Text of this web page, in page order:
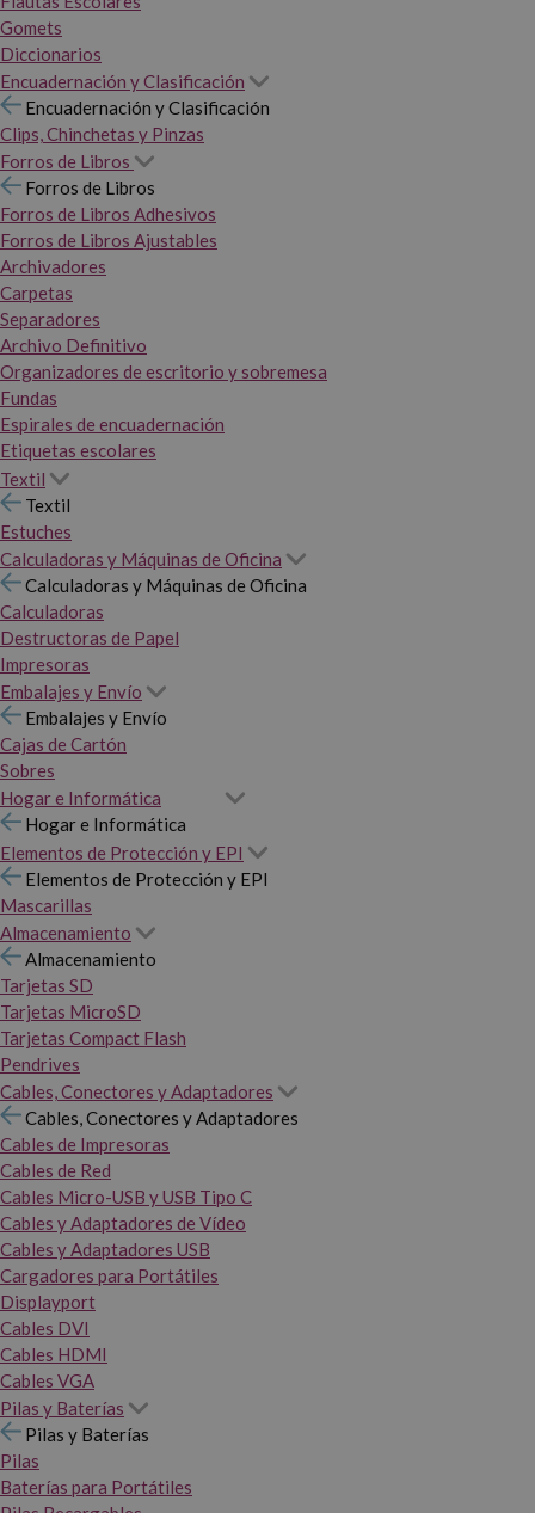
Gomets
Diccionarios
Encuadernación y Clasificación
Encuadernación y Clasificación
Clips, Chinchetas y Pinzas
Forros de Libros
Forros de Libros
Forros de Libros Adhesivos
Forros de Libros Ajustables
Archivadores
Carpetas
Separadores
Archivo Definitivo
Organizadores de escritorio y sobremesa
Fundas
Espirales de encuadernación
Etiquetas escolares
Textil
Textil
Estuches
Calculadoras y Máquinas de Oficina
Calculadoras y Máquinas de Oficina
Calculadoras
Destructoras de Papel
Impresoras
Embalajes y Envío
Embalajes y Envío
Cajas de Cartón
Sobres
Hogar e Informática
Hogar e Informática
Elementos de Protección y EPI
Elementos de Protección y EPI
Mascarillas
Almacenamiento
Almacenamiento
Tarjetas SD
Tarjetas MicroSD
Tarjetas Compact Flash
Pendrives
Cables, Conectores y Adaptadores
Cables, Conectores y Adaptadores
Cables de Impresoras
Cables de Red
Cables Micro-USB y USB Tipo C
Cables y Adaptadores de Vídeo
Cables y Adaptadores USB
Cargadores para Portátiles
Displayport
Cables DVI
Cables HDMI
Cables VGA
Pilas y Baterías
Pilas y Baterías
Pilas
Baterías para Portátiles